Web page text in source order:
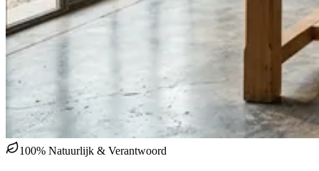
100% Natuurlijk & Verantwoord